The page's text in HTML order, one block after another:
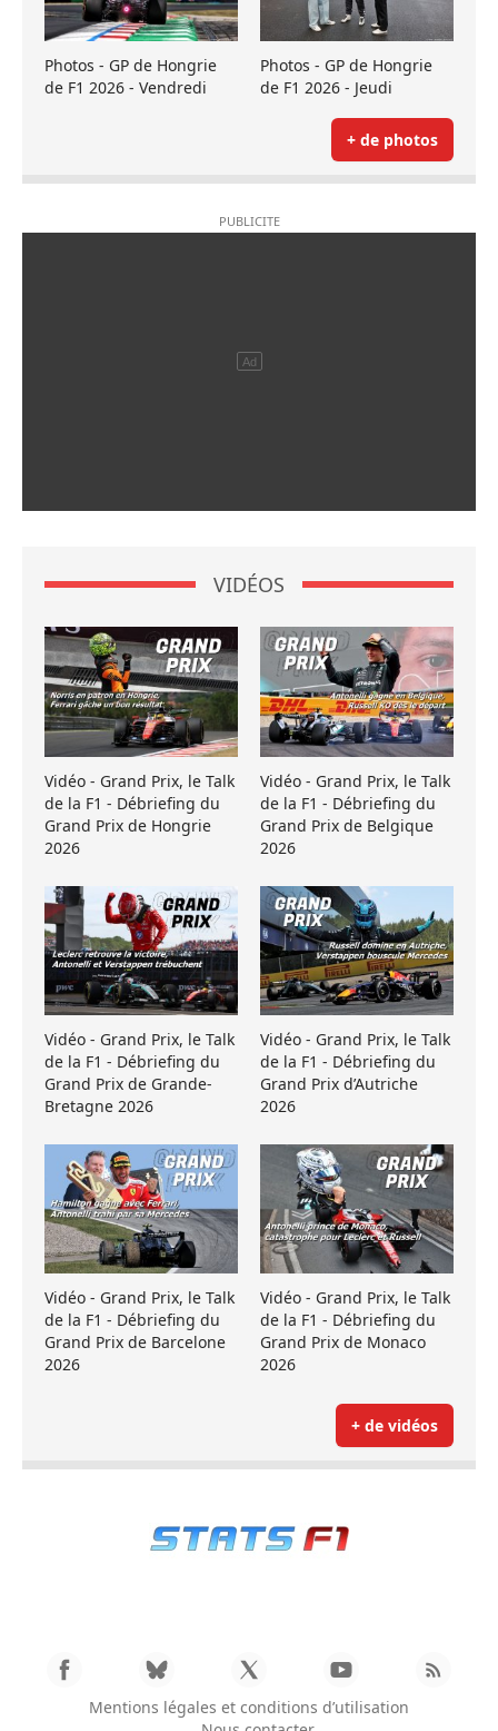
Photos - GP de Hongrie
de F1 2026 - Vendredi
Photos - GP de Hongrie
de F1 2026 - Jeudi
+ de photos
VIDÉOS
Vidéo - Grand Prix, le Talk
de la F1 - Débriefing du
Grand Prix de Hongrie
2026
Vidéo - Grand Prix, le Talk
de la F1 - Débriefing du
Grand Prix de Belgique
2026
Vidéo - Grand Prix, le Talk
de la F1 - Débriefing du
Grand Prix de Grande-
Bretagne 2026
Vidéo - Grand Prix, le Talk
de la F1 - Débriefing du
Grand Prix d’Autriche
2026
Vidéo - Grand Prix, le Talk
de la F1 - Débriefing du
Grand Prix de Barcelone
2026
Vidéo - Grand Prix, le Talk
de la F1 - Débriefing du
Grand Prix de Monaco
2026
+ de vidéos
Mentions légales et conditions d’utilisation